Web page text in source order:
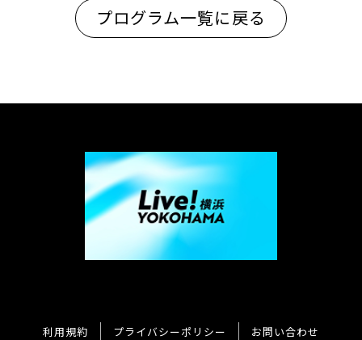
プログラム一覧に戻る
利用規約 プライバシーポリシー お問い合わせ